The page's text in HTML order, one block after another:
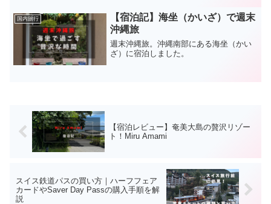
に楽しんできました。この記事ではモノ
リスタワーについて紹介...
国内旅行
【宿泊記】海坐（かいざ）で週末
沖縄旅
週末沖縄旅。沖縄南部にある海坐（かい
ざ）に宿泊しました。
【宿泊レビュー】奄美大島の贅沢リゾー
ト！Miru Amami
スイス鉄道パスの買い方｜ハーフフェア
カードやSaver Day Passの購入手順を解
説